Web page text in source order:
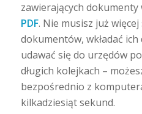
zawierających
PDF. Nie musisz już
dokumentów, wkładać
udawać się do urzędów
długich kolejkach –
bezpośrednio z
kilkadziesiąt sekund.